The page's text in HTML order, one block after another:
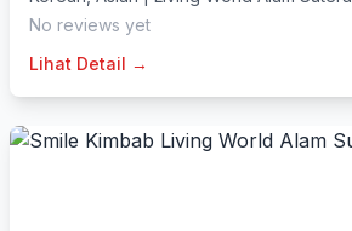
No reviews yet
Lihat Detail →